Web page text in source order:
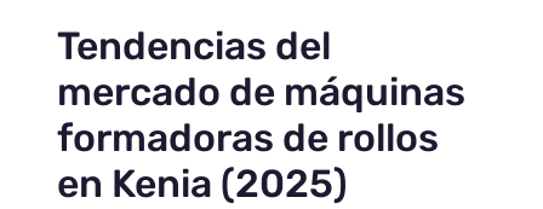
Tendencias del
mercado de máquinas
formadoras de rollos
en Kenia (2025)